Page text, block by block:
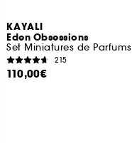
KAYALI
Eden Obsessions
215
110,00€